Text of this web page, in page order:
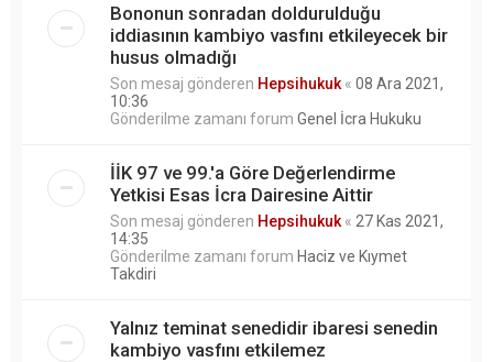
Bononun sonradan doldurulduğu
iddiasının kambiyo vasfını etkileyecek bir
husus olmadığı
Son mesaj gönderen Hepsihukuk « 08 Ara 2021,
10:36
Gönderilme zamanı forum Genel İcra Hukuku
İİK 97 ve 99.'a Göre Değerlendirme
Yetkisi Esas İcra Dairesine Aittir
Son mesaj gönderen Hepsihukuk « 27 Kas 2021,
14:35
Gönderilme zamanı forum Haciz ve Kıymet
Takdiri
Yalnız teminat senedidir ibaresi senedin
kambiyo vasfını etkilemez